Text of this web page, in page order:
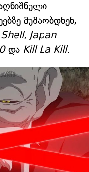
მუშაობდნენ,
, Japan
და Kill La Kill.